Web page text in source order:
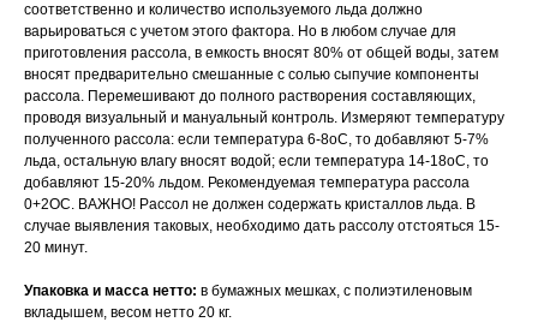
соответственно и количество используемого льда должно
варьироваться с учетом этого фактора. Но в любом случае для
приготовления рассола, в емкость вносят 80% от общей воды, затем
вносят предварительно смешанные с солью сыпучие компоненты
рассола. Перемешивают до полного растворения составляющих,
проводя визуальный и мануальный контроль. Измеряют температуру
полученного рассола: если температура 6-8оС, то добавляют 5-7%
льда, остальную влагу вносят водой; если температура 14-18оС, то
добавляют 15-20% льдом. Рекомендуемая температура рассола
0+2ОС. ВАЖНО! Рассол не должен содержать кристаллов льда. В
случае выявления таковых, необходимо дать рассолу отстояться 15-
20 минут.
Упаковка и масса нетто: в бумажных мешках, с полиэтиленовым
вкладышем, весом нетто 20 кг.